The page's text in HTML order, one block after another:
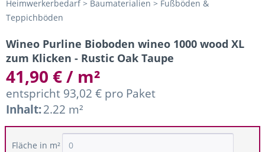
Heimwerkerbedarf > Baumaterialien > Fußböden &
Teppichböden
Wineo Purline Bioboden wineo 1000 wood XL
zum Klicken - Rustic Oak Taupe
41,90 € / m²
entspricht 93,02 € pro Paket
Inhalt:2.22 m²
Fläche in m²